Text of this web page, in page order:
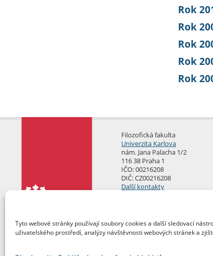
Tyto webové stránky používají soubory cookies a další sledovací
uživatelského prostředí, analýzy návštěvnosti webových stránek a
Rok
Rok
Rok
Rok
Rok
Filozofická fakulta
Univerzita Karlova
nám. Jana Palacha 1/2
116 38 Praha 1
IČO: 00216208
DIČ: CZ00216208
Další kontakty